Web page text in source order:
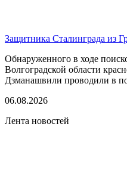
Защитника Сталинграда из
Обнаруженного в ходе
Волгоградской области
Дзманашвили проводили в
06.08.2026
Лента новостей